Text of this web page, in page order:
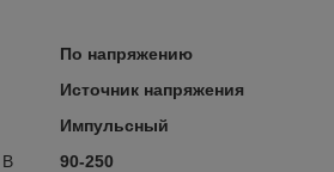
По напряжению
Источник напряжения
Импульсный
В
90-250